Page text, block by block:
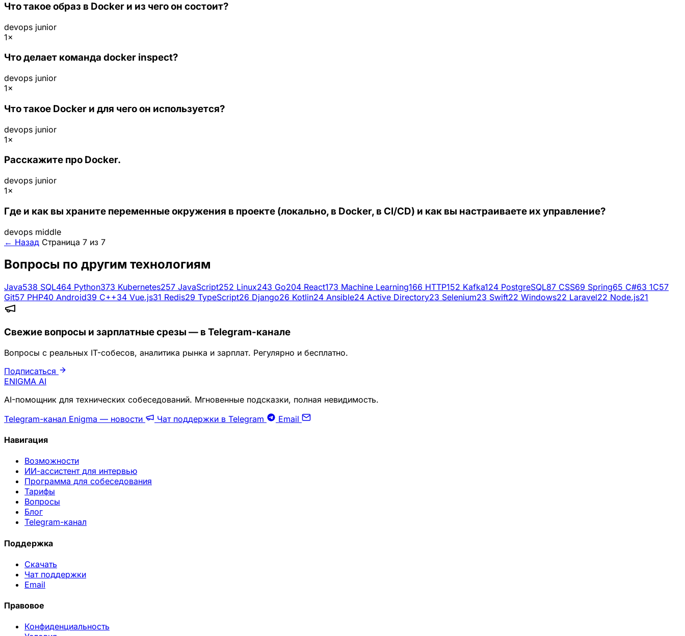
Что такое образ в Docker и из чего он состоит?
devops junior
1×
Что делает команда docker inspect?
devops junior
1×
Что такое Docker и для чего он используется?
devops junior
1×
Расскажите про Docker.
devops junior
1×
Где и как вы храните переменные окружения в проекте (локально, в Docker, в CI/CD) и как вы настраиваете их управление?
devops middle
← Назад Страница 7 из 7
Вопросы по другим технологиям
Java538 SQL464 Python373 Kubernetes257 JavaScript252 Linux243 Go204 React173 Machine Learning166 HTTP152 Kafka124 PostgreSQL87 CSS69 Spring65 C#63 1C57
Git57 PHP40 Android39 C++34 Vue.js31 Redis29 TypeScript26 Django26 Kotlin24 Ansible24 Active Directory23 Selenium23 Swift22 Windows22 Laravel22 Node.js21
Свежие вопросы и зарплатные срезы — в Telegram-канале
Вопросы с реальных IT-собесов, аналитика рынка и зарплат. Регулярно и бесплатно.
Подписаться
ENIGMA AI
AI-помощник для технических собеседований. Мгновенные подсказки, полная невидимость.
Telegram-канал Enigma — новости
Чат поддержки в Telegram Email
Навигация
Возможности
ИИ-ассистент для интервью
Программа для собеседования
Тарифы
Вопросы
Блог
Telegram-канал
Поддержка
Скачать
Чат поддержки
Email
Правовое
Конфиденциальность